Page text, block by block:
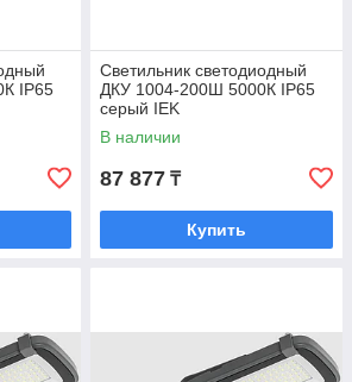
Обсуждение деталей.
Доставка.
IP65
Светильник светодиодный
ДКУ 1004-200Ш 5000К IP65
серый IEK
В наличии
87 877 ₸
Купить